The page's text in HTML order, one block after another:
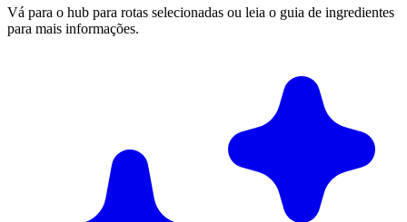
Vá para o hub para rotas selecionadas ou leia o guia de ingredientes
para mais informações.